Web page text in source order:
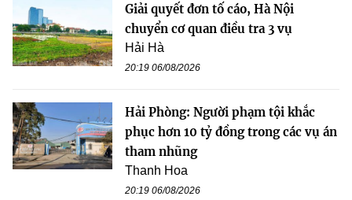
Giải quyết đơn tố cáo, Hà Nội
chuyển cơ quan điều tra 3 vụ
Hải Hà
20:19 06/08/2026
Hải Phòng: Người phạm tội khắc
phục hơn 10 tỷ đồng trong các vụ án
tham nhũng
Thanh Hoa
20:19 06/08/2026